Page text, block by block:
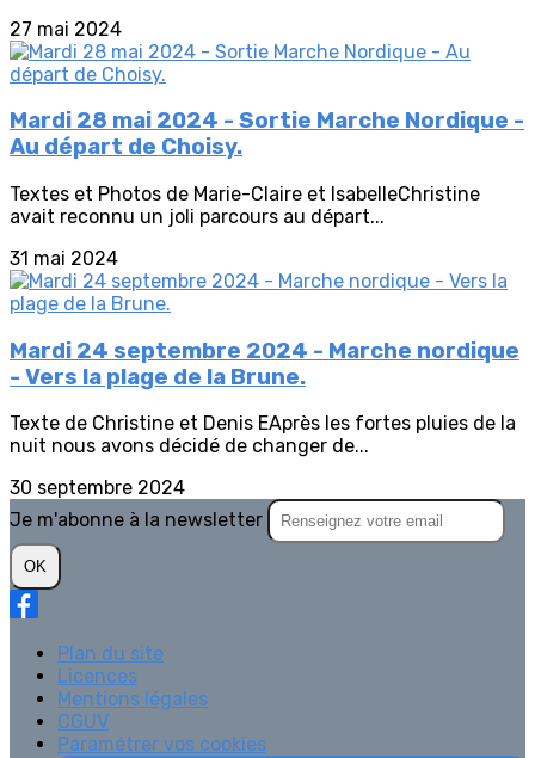
27 mai 2024
Mardi 28 mai 2024 - Sortie Marche Nordique -
Au départ de Choisy.
Textes et Photos de Marie-Claire et IsabelleChristine
avait reconnu un joli parcours au départ...
31 mai 2024
Mardi 24 septembre 2024 - Marche nordique
- Vers la plage de la Brune.
Texte de Christine et Denis EAprès les fortes pluies de la
nuit nous avons décidé de changer de...
30 septembre 2024
Je m'abonne à la newsletter
OK
Plan du site
Licences
Mentions légales
CGUV
Paramétrer vos cookies